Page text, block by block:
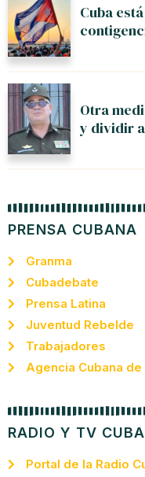
Cuba
Otra
y dividir
PRENSA CUBANA
Granma
Cubadebate
Prensa Latina
Juventud Rebelde
Trabajadores
Agencia Cubana
RADIO Y TV
Portal de la Radio